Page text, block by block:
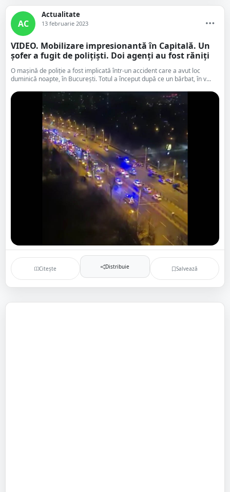
AC
Actualitate
13 februarie 2023
VIDEO. Mobilizare impresionantă în Capitală. Un
șofer a fugit de polițiști. Doi agenți au fost răniți
O mașină de poliție a fost implicată într-un accident care a avut loc
duminică noapte, în București. Totul a început după ce un bărbat, în v...
Citește Distribuie Salvează